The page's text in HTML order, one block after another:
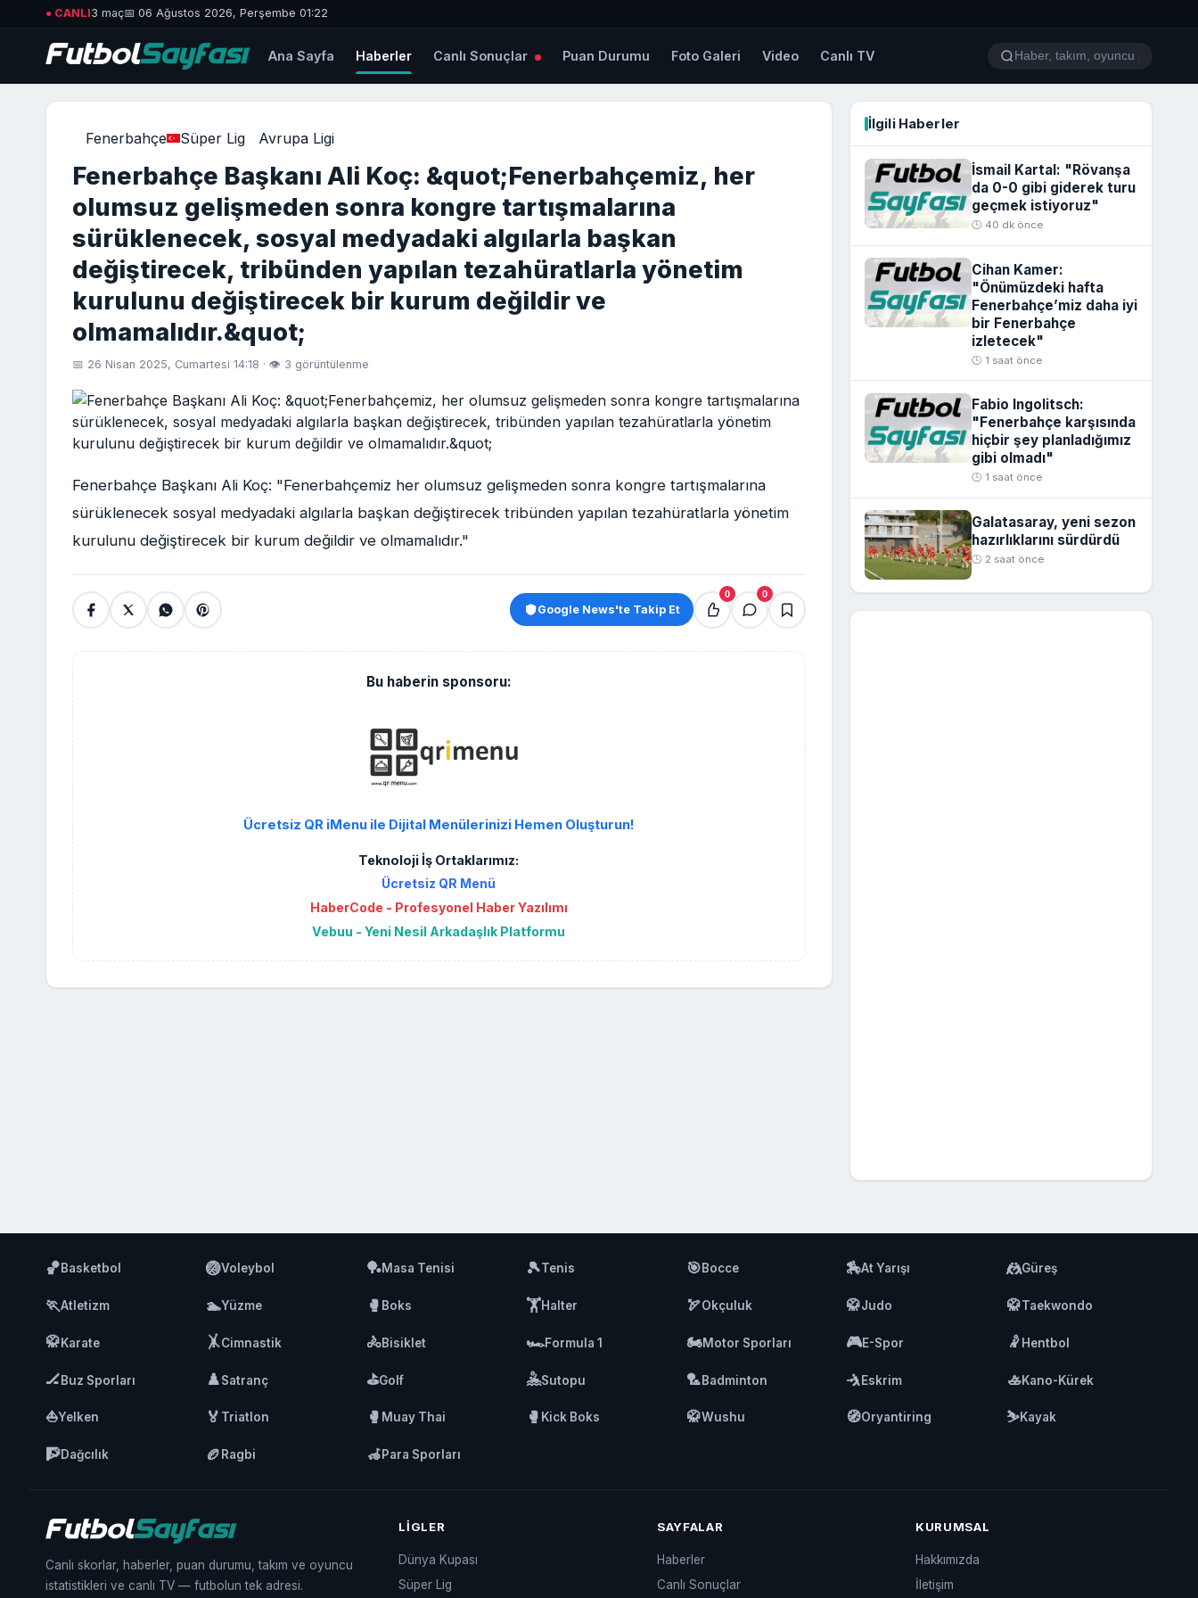
● CANLI3 maç📅 06 Ağustos 2026, Perşembe 01:22
Ana Sayfa Haberler Canlı Sonuçlar Puan Durumu Foto Galeri Video Canlı TV
Fenerbahçe Süper Lig Avrupa Ligi
Fenerbahçe Başkanı Ali Koç: &quot;Fenerbahçemiz, her
olumsuz gelişmeden sonra kongre tartışmalarına
sürüklenecek, sosyal medyadaki algılarla başkan
değiştirecek, tribünden yapılan tezahüratlarla yönetim
kurulunu değiştirecek bir kurum değildir ve
olmamalıdır.&quot;
📅 26 Nisan 2025, Cumartesi 14:18 · 👁 3 görüntülenme
Fenerbahçe Başkanı Ali Koç: "Fenerbahçemiz her olumsuz gelişmeden sonra kongre tartışmalarına
sürüklenecek sosyal medyadaki algılarla başkan değiştirecek tribünden yapılan tezahüratlarla yönetim
kurulunu değiştirecek bir kurum değildir ve olmamalıdır."
Google News'te Takip Et
0 0
Bu haberin sponsoru:
Ücretsiz QR iMenu ile Dijital Menülerinizi Hemen Oluşturun!
Teknoloji İş Ortaklarımız:
Ücretsiz QR Menü
HaberCode - Profesyonel Haber Yazılımı
Vebuu - Yeni Nesil Arkadaşlık Platformu
İlgili Haberler
İsmail Kartal: "Rövanşa
da 0-0 gibi giderek turu
geçmek istiyoruz"
🕒 40 dk önce
Cihan Kamer:
"Önümüzdeki hafta
Fenerbahçe’miz daha iyi
bir Fenerbahçe
izletecek"
🕒 1 saat önce
Fabio Ingolitsch:
"Fenerbahçe karşısında
hiçbir şey planladığımız
gibi olmadı"
🕒 1 saat önce
Galatasaray, yeni sezon
hazırlıklarını sürdürdü
🕒 2 saat önce
🏀Basketbol 🏐Voleybol 🏓Masa Tenisi 🎾Tenis 🎯Bocce 🏇At Yarışı 🤼Güreş
🏃Atletizm 🏊Yüzme 🥊 Boks 🏋️Halter 🏹Okçuluk 🥋Judo 🥋Taekwondo
🥋Karate 🤸Cimnastik 🚴Bisiklet 🏎️Formula 1 🏍️Motor Sporları 🎮E-Spor 🤾 Hentbol
🏒Buz Sporları ♟️Satranç ⛳Golf 🤽Sutopu 🏸Badminton 🤺Eskrim 🚣Kano-Kürek
⛵Yelken 🏅 Triatlon 🥊 Muay Thai 🥊 Kick Boks 🥋Wushu 🧭Oryantiring ⛷️Kayak
🧗Dağcılık 🏉 Ragbi 🦽Para Sporları
Canlı skorlar, haberler, puan durumu, takım ve oyuncu
istatistikleri ve canlı TV — futbolun tek adresi.
LIGLER
Dünya Kupası
Süper Lig
SAYFALAR
Haberler
Canlı Sonuçlar
KURUMSAL
Hakkımızda
İletişim